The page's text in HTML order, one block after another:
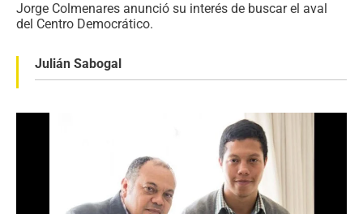
Jorge Colmenares anunció su interés de buscar el aval
del Centro Democrático.
Julián Sabogal